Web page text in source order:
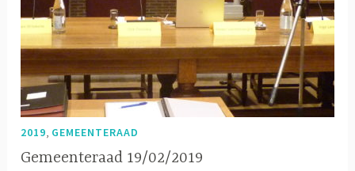
2019, GEMEENTERAAD
Gemeenteraad 19/02/2019